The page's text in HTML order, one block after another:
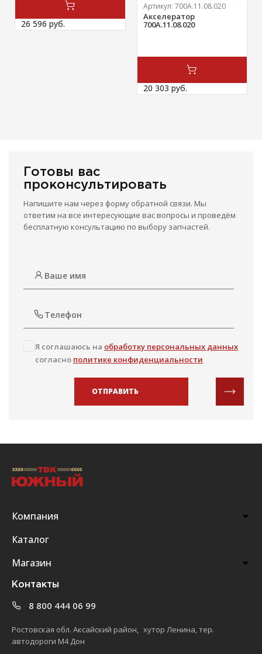
26 596 руб.
Артикул: 700А.11.08.020
Акселератор
700А.11.08.020
20 303 руб.
Готовы вас
проконсультировать
Напишите нам через форму обратной связи. Мы
ответим на все интересующие вас вопросы и проведём
бесплатную консультацию по выбору запчастей.
Я соглашаюсь на обработку персональных данных
согласно политике конфиденциальности
ОТПРАВИТЬ
Компания
Каталог
Магазин
Контакты
8 800 444 06 99
Ростовская обл. Аксайский район, хутор Ленина, тер.
автодороги М4 Дон